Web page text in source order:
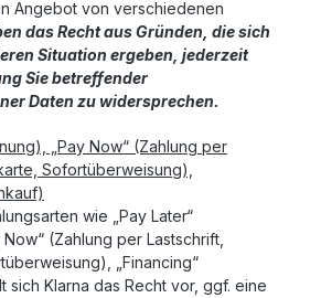
Angebot von verschiedenen
das Recht aus Gründen, die sich
Situation ergeben, jederzeit
Sie betreffender
Daten zu widersprechen.
„Pay Now“ (Zahlung per
Sofortüberweisung),
wie
Pay Later“
(Zahlung per Lastschrift,
„Financing“
sich Klarna das Recht vor, ggf. eine